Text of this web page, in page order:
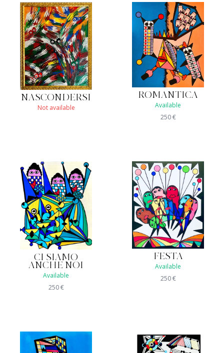
NASCONDERSI
Not available
ROMANTICA
Available
250€
CI SIAMO
ANCHE NOI
Available
250€
FESTA
Available
250€